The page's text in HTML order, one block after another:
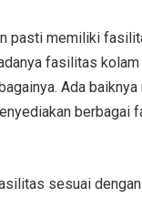
pasti memiliki
fasilitas kolam
Ada
berbagai
sesuai